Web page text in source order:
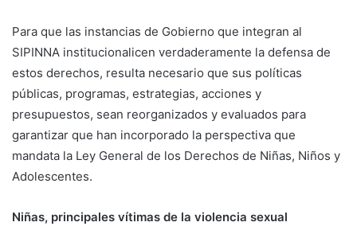
Para que las instancias de Gobierno que integran al
SIPINNA institucionalicen verdaderamente la defensa de
estos derechos, resulta necesario que sus políticas
públicas, programas, estrategias, acciones y
presupuestos, sean reorganizados y evaluados para
garantizar que han incorporado la perspectiva que
mandata la Ley General de los Derechos de Niñas, Niños y
Adolescentes.
Niñas, principales vítimas de la violencia sexual